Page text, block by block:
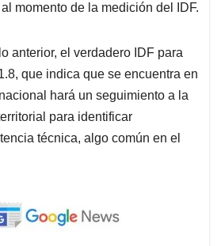
momento de la medición del IDF.
anterior, el verdadero IDF para
que indica que se encuentra en
hará un seguimiento a la
para identificar
técnica, algo común en el